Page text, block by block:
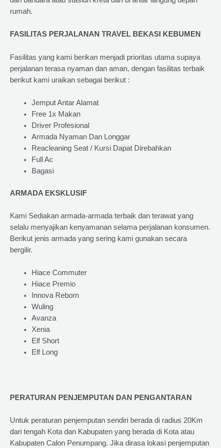
rumah.
FASILITAS PERJALANAN TRAVEL BEKASI KEBUMEN
Fasilitas yang kami berikan menjadi prioritas utama supaya
perjalanan terasa nyaman dan aman, dengan fasilitas terbaik
berikut kami uraikan sebagai berikut :
Jemput Antar Alamat
Free 1x Makan
Driver Profesional
Armada Nyaman Dan Longgar
Reacleaning Seat / Kursi Dapat Direbahkan
Full Ac
Bagasi
ARMADA EKSKLUSIF
Kami Sediakan armada-armada terbaik dan terawat yang
selalu menyajikan kenyamanan selama perjalanan konsumen.
Berikut jenis armada yang sering kami gunakan secara
bergilir.
Hiace Commuter
Hiace Premio
Innova Reborn
Wuling
Avanza
Xenia
Elf Short
Elf Long
PERATURAN PENJEMPUTAN DAN PENGANTARAN
Untuk peraturan penjemputan sendiri berada di radius 20Km
dari tengah Kota dan Kabupaten yang berada di Kota atau
Kabupaten Calon Penumpang. Jika dirasa lokasi penjemputan